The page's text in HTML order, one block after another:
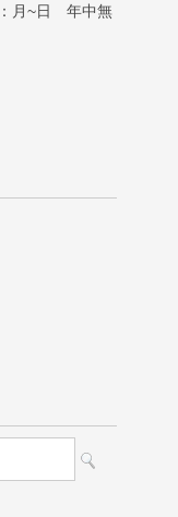
月~日 年中無